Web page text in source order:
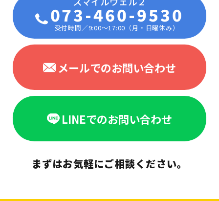
073-460-9530
受付時間／9:00〜17:00（月・日曜休み）
メールでのお問い合わせ
LINEでのお問い合わせ
まずはお気軽にご相談ください。